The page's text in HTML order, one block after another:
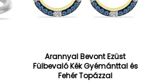
Arannyal Bevont Ezüst
Fülbevaló Kék Gyémánttal és
Fehér Topázzal